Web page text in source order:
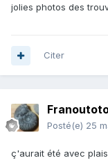
jolies photos des
Citer
Posté(e) 25
ç'aurait été avec